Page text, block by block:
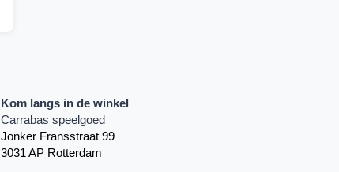
Kom langs in de winkel
Carrabas speelgoed
Jonker Fransstraat 99
3031 AP Rotterdam